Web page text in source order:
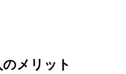
のメリット